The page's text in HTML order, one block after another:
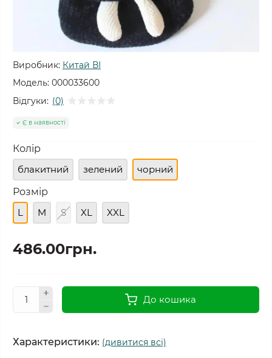
Виробник: Китай ВІ
Модель: 000033600
Відгуки: (0)
Є в наявності
Колір
блакитний
зелений
чорний
Розмір
L
M S XL XXL
486.00грн.
До кошика
Характеристики: (дивитися всі)